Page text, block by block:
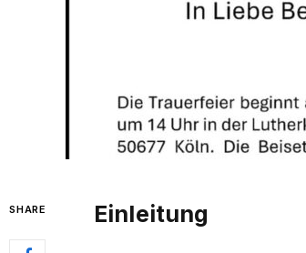
SHARE Einleitung